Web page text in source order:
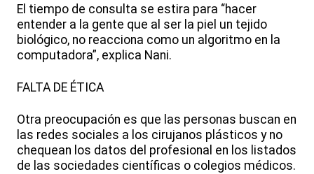
El tiempo de consulta se estira para “hacer
entender a la gente que al ser la piel un tejido
biológico, no reacciona como un algoritmo en la
computadora”, explica Nani.
FALTA DE ÉTICA
Otra preocupación es que las personas buscan en
las redes sociales a los cirujanos plásticos y no
chequean los datos del profesional en los listados
de las sociedades científicas o colegios médicos.